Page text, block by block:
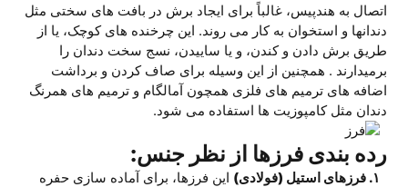
اتصال به هندپیس، غالباً برای ایجاد برش در بافت های سختی مثل
دندانها و استخوان به کار می روند. این چرخنده های کوچک، یا از
طریق برش دادن و کندن، و یا ساییدن، نسج سخت دندان را
برمیدارند . همچنین از این وسیله برای صاف کردن و برداشت
اضافه های ترمیم های فلزی همچون آمالگام و ترمیم های همرنگ
دندان مثل کامپوزیت ها استفاده می شود.
رده بندی فرزها از نظر جنس:
۱. فرزهای استیل (فولادی)
این فرزها، برای آماده سازی حفره